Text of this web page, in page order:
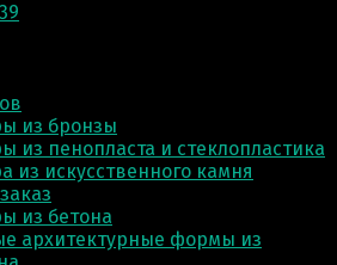
из бронзы
из пенопласта и стеклопластика
из искусственного камня
из бетона
архитектурные формы из